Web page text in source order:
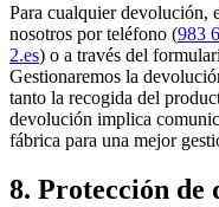
Para cualquier devolución,
nosotros por teléfono (983
2.es) o a través del
Gestionaremos la
tanto la recogida del
devolución implica
fábrica para una mejor
8. Protección de